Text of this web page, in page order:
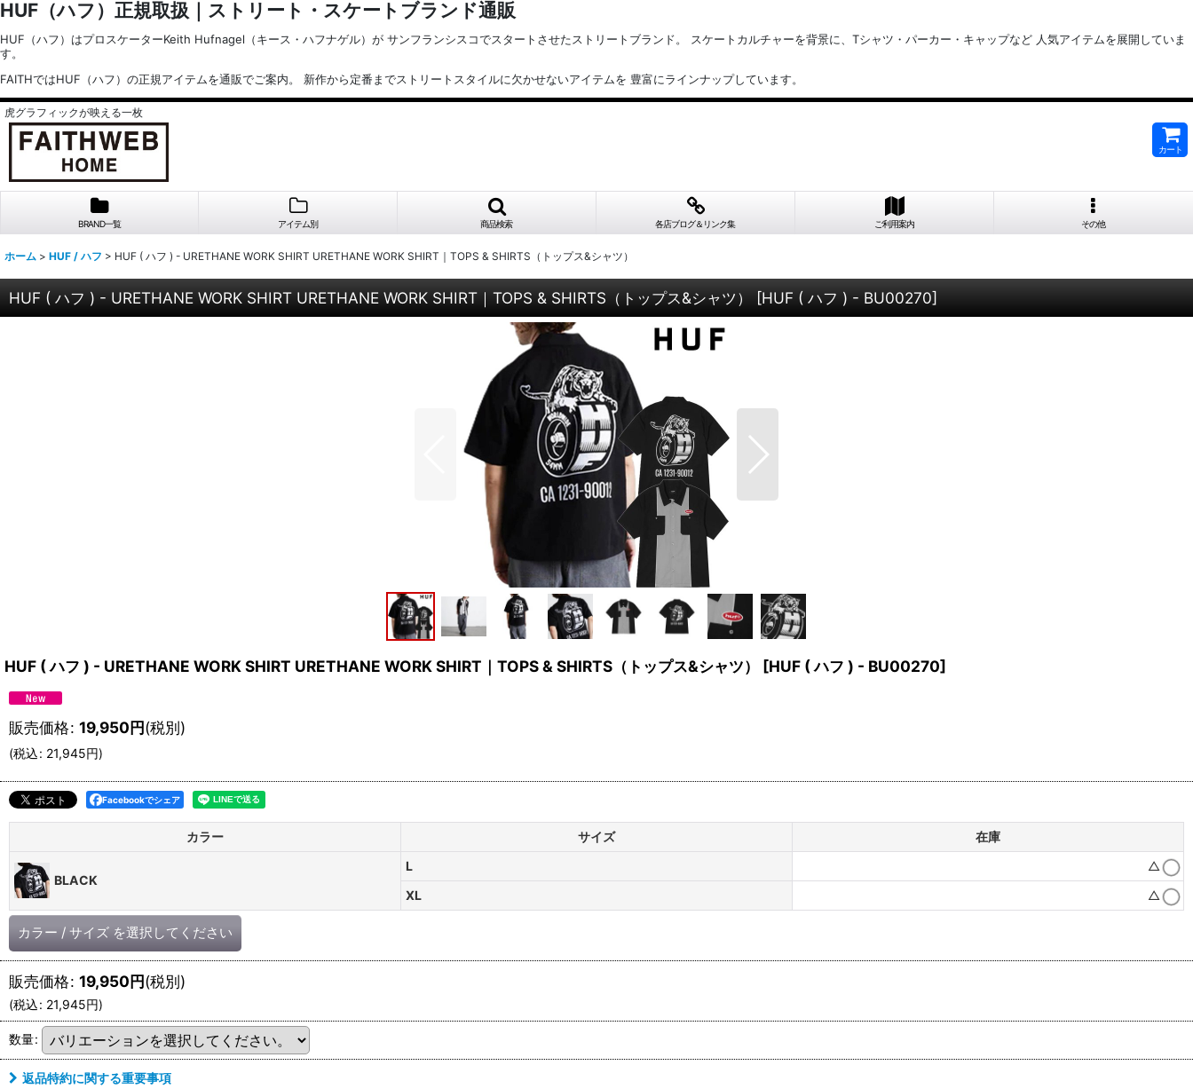
HUF（ハフ）正規取扱｜ストリート・スケートブランド通販
HUF（ハフ）はプロスケーターKeith Hufnagel（キース・ハフナゲル）が サンフランシスコでスタートさせたストリートブランド。 スケートカルチャーを背景に、Tシャツ・パーカー・キャップなど 人気アイテムを展開していま
す。
FAITHではHUF（ハフ）の正規アイテムを通販でご案内。 新作から定番までストリートスタイルに欠かせないアイテムを 豊富にラインナップしています。
虎グラフィックが映える一枚
カート
BRAND一覧 アイテム別 商品検索 各店ブログ＆リンク集 ご利用案内 その他
ホーム > HUF / ハフ > HUF ( ハフ ) - URETHANE WORK SHIRT URETHANE WORK SHIRT｜TOPS & SHIRTS（トップス&シャツ）
HUF ( ハフ ) - URETHANE WORK SHIRT URETHANE WORK SHIRT｜TOPS & SHIRTS（トップス&シャツ） [HUF ( ハフ ) - BU00270]
HUF ( ハフ ) - URETHANE WORK SHIRT URETHANE WORK SHIRT｜TOPS & SHIRTS（トップス&シャツ） [HUF ( ハフ ) - BU00270]
販売価格: 19,950円(税別)
(税込: 21,945円)
Facebookでシェア
カラー サイズ 在庫
BLACK
L
△
XL
△
カラー / サイズ を選択してください
販売価格: 19,950円(税別)
(税込: 21,945円)
数量:
返品特約に関する重要事項